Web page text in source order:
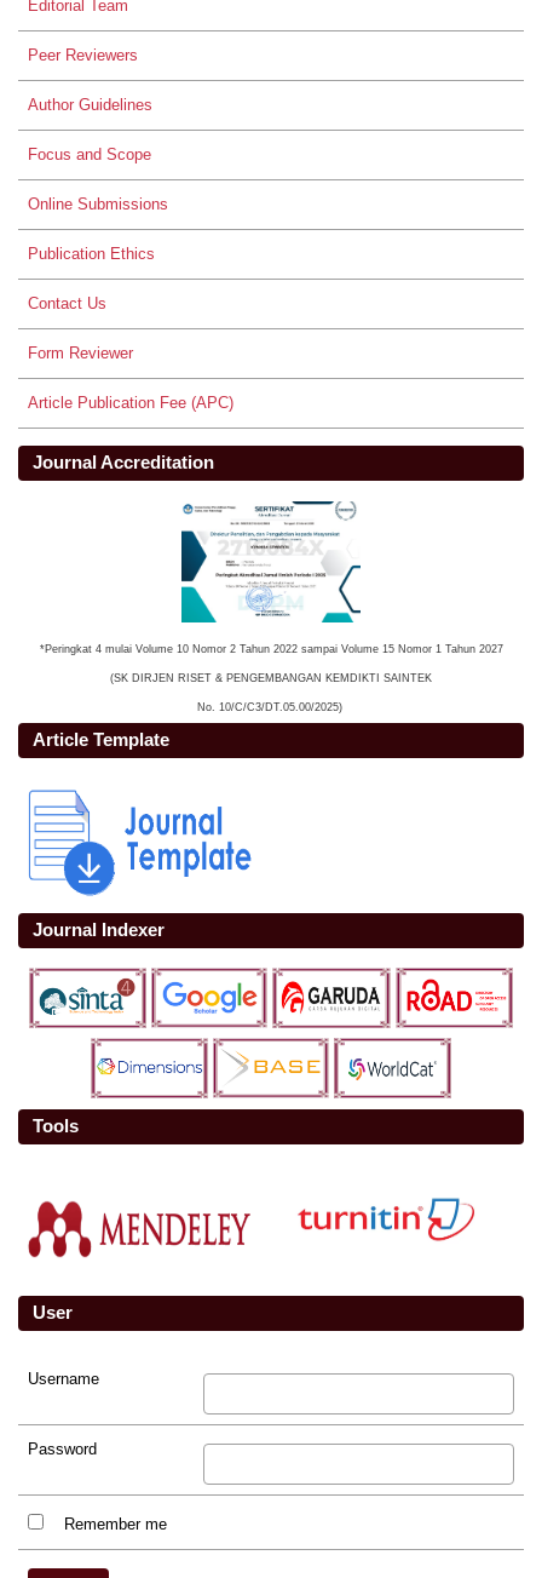
Editorial Team
Peer Reviewers
Author Guidelines
Focus and Scope
Online Submissions
Publication Ethics
Contact Us
Form Reviewer
Article Publication Fee (APC)
Journal Accreditation
*Peringkat 4 mulai Volume 10 Nomor 2 Tahun 2022 sampai Volume 15 Nomor 1 Tahun 2027
(SK DIRJEN RISET & PENGEMBANGAN KEMDIKTI SAINTEK
No. 10/C/C3/DT.05.00/2025)
Article Template
Journal Indexer
Tools
User
Username
Password
Remember me